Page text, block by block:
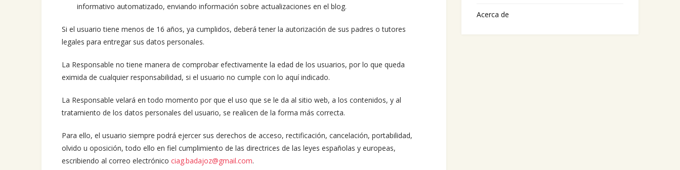
informativo automatizado, enviando información sobre actualizaciones en el blog.
Si el usuario tiene menos de 16 años, ya cumplidos, deberá tener la autorización de sus padres o tutores
legales para entregar sus datos personales.
La Responsable no tiene manera de comprobar efectivamente la edad de los usuarios, por lo que queda
eximida de cualquier responsabilidad, si el usuario no cumple con lo aquí indicado.
La Responsable velará en todo momento por que el uso que se le da al sitio web, a los contenidos, y al
tratamiento de los datos personales del usuario, se realicen de la forma más correcta.
Para ello, el usuario siempre podrá ejercer sus derechos de acceso, rectificación, cancelación, portabilidad,
olvido u oposición, todo ello en fiel cumplimiento de las directrices de las leyes españolas y europeas,
escribiendo al correo electrónico ciag.badajoz@gmail.com.
Acerca de